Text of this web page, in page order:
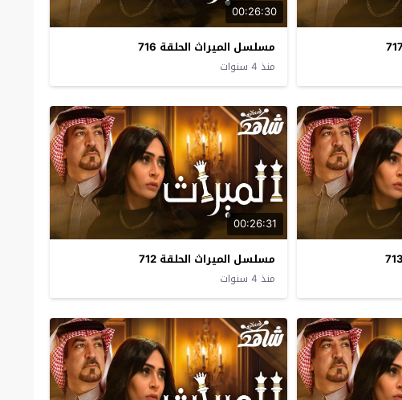
00:26:30
مسلسل الميراث الحلقة 716
منذ 4 سنوات
00:26:31
مسلسل الميراث الحلقة 712
منذ 4 سنوات